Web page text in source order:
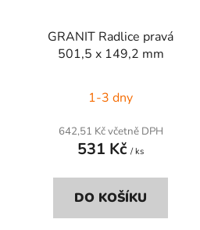
GRANIT Radlice pravá
501,5 x 149,2 mm
1-3 dny
642,51 Kč včetně DPH
531 Kč / ks
DO KOŠÍKU